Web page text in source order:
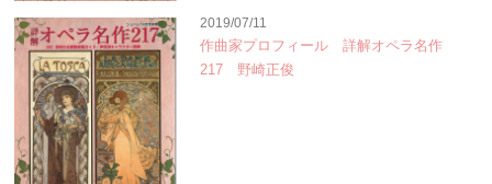
2019/07/11
作曲家プロフィール 詳解オペラ名作
217 野崎正俊